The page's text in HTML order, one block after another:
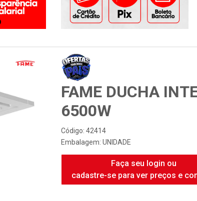
FAME DUCHA
6500W
Código: 42414
Embalagem: UNIDADE
Faça seu login ou
cadastre-se para ver preços e